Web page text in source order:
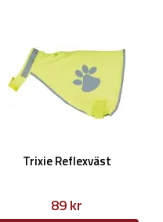
Trixie Reflexväst
89 kr